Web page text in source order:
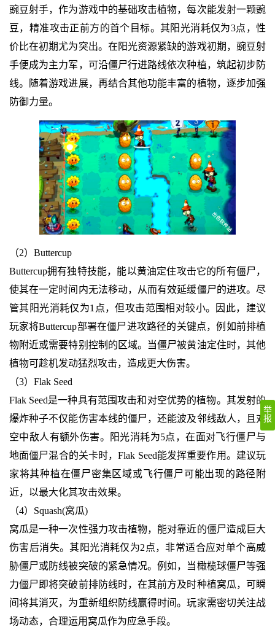
豌豆射手，作为游戏中的基础攻击植物，每次能发射一颗豌
豆，精准攻击正前方的首个目标。其阳光消耗仅为3点，性
价比在初期尤为突出。在阳光资源紧缺的游戏初期，豌豆射
手便成为主力军，可沿僵尸行进路线依次种植，筑起初步防
线。随着游戏进展，再结合其他功能丰富的植物，逐步加强
防御力量。
（2）Buttercup
Buttercup拥有独特技能，能以黄油定住攻击它的所有僵尸，
使其在一定时间内无法移动，从而有效延缓僵尸的进攻。尽
管其阳光消耗仅为1点，但攻击范围相对较小。因此，建议
玩家将Buttercup部署在僵尸进攻路径的关键点，例如前排植
物附近或需要特别控制的区域。当僵尸被黄油定住时，其他
植物可趁机发动猛烈攻击，造成更大伤害。
（3）Flak Seed
Flak Seed是一种具有范围攻击和对空优势的植物。其发射的
爆炸种子不仅能伤害本线的僵尸，还能波及邻线敌人，且对
空中敌人有额外伤害。阳光消耗为5点，在面对飞行僵尸与
地面僵尸混合的关卡时，Flak Seed能发挥重要作用。建议玩
家将其种植在僵尸密集区域或飞行僵尸可能出现的路径附
近，以最大化其攻击效果。
（4）Squash(窝瓜)
窝瓜是一种一次性强力攻击植物，能对靠近的僵尸造成巨大
伤害后消失。其阳光消耗仅为2点，非常适合应对单个高威
胁僵尸或防线被突破的紧急情况。例如，当橄榄球僵尸等强
力僵尸即将突破前排防线时，在其前方及时种植窝瓜，可瞬
间将其消灭，为重新组织防线赢得时间。玩家需密切关注战
场动态，合理运用窝瓜作为应急手段。
举
报